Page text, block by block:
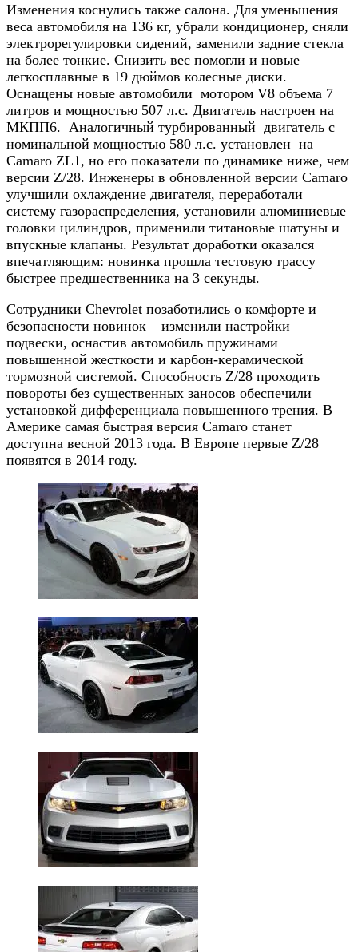
Изменения коснулись также салона. Для уменьшения
веса автомобиля на 136 кг, убрали кондиционер, сняли
электрорегулировки сидений, заменили задние стекла
на более тонкие. Снизить вес помогли и новые
легкосплавные в 19 дюймов колесные диски.
Оснащены новые автомобили мотором V8 объема 7
литров и мощностью 507 л.с. Двигатель настроен на
МКПП6. Аналогичный турбированный двигатель с
номинальной мощностью 580 л.с. установлен на
Camaro ZL1, но его показатели по динамике ниже, чем
версии Z/28. Инженеры в обновленной версии Camaro
улучшили охлаждение двигателя, переработали
систему газораспределения, установили алюминиевые
головки цилиндров, применили титановые шатуны и
впускные клапаны. Результат доработки оказался
впечатляющим: новинка прошла тестовую трассу
быстрее предшественника на 3 секунды.
Сотрудники Chevrolet позаботились о комфорте и
безопасности новинок – изменили настройки
подвески, оснастив автомобиль пружинами
повышенной жесткости и карбон-керамической
тормозной системой. Способность Z/28 проходить
повороты без существенных заносов обеспечили
установкой дифференциала повышенного трения. В
Америке самая быстрая версия Camaro станет
доступна весной 2013 года. В Европе первые Z/28
появятся в 2014 году.